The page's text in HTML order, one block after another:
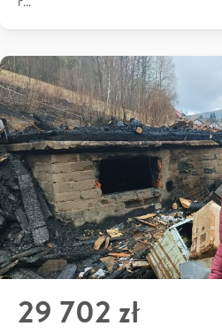
29 702 zł